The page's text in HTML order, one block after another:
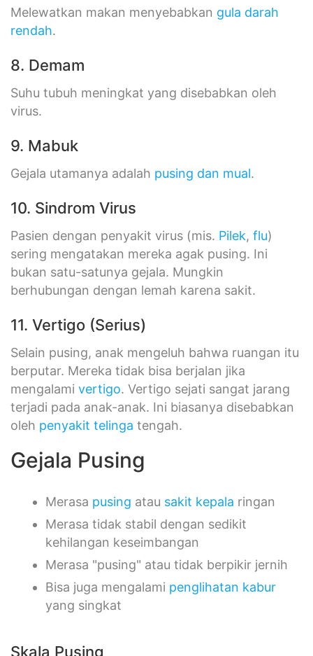
Melewatkan makan menyebabkan gula darah
rendah.
8. Demam
Suhu tubuh meningkat yang disebabkan oleh
virus.
9. Mabuk
Gejala utamanya adalah pusing dan mual.
10. Sindrom Virus
Pasien dengan penyakit virus (mis. Pilek, flu)
sering mengatakan mereka agak pusing. Ini
bukan satu-satunya gejala. Mungkin
berhubungan dengan lemah karena sakit.
11. Vertigo (Serius)
Selain pusing, anak mengeluh bahwa ruangan itu
berputar. Mereka tidak bisa berjalan jika
mengalami vertigo. Vertigo sejati sangat jarang
terjadi pada anak-anak. Ini biasanya disebabkan
oleh penyakit telinga tengah.
Gejala Pusing
Merasa pusing atau sakit kepala ringan
Merasa tidak stabil dengan sedikit
kehilangan keseimbangan
Merasa "pusing" atau tidak berpikir jernih
Bisa juga mengalami penglihatan kabur
yang singkat
Skala Pusing